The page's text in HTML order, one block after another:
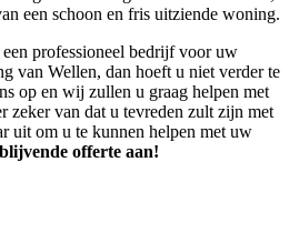
een schoon en fris uitziende woning.
professioneel bedrijf voor uw
van Wellen, dan hoeft u niet verder te
op en wij zullen u graag helpen met
van dat u tevreden zult zijn met
uit om u te kunnen helpen met uw
offerte aan!